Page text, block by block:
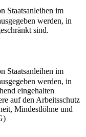
Staatsanleihen im
werden, in
sind.
Staatsanleihen im
werden, in
eingehalten
auf den Arbeitsschutz
Mindestlöhne und